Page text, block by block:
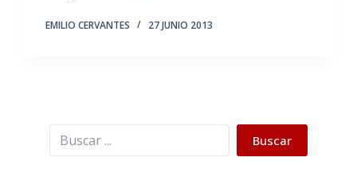
EMILIO CERVANTES 27 JUNIO 2013
Buscar Buscar